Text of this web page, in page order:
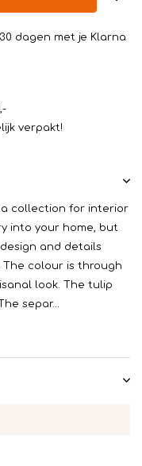
dagen met je Klarna
verpakt!
a collection for interior
into your home, but
and details
colour is through
look. The tulip
separ...